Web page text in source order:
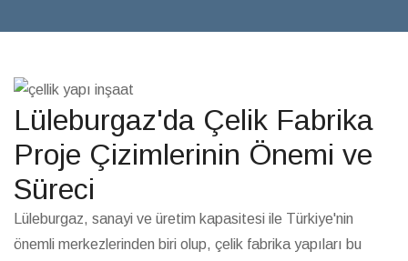
Lüleburgaz'da Çelik Fabrika
Proje Çizimlerinin Önemi ve
Süreci
Lüleburgaz, sanayi ve üretim kapasitesi ile Türkiye'nin
önemli merkezlerinden biri olup, çelik fabrika yapıları bu